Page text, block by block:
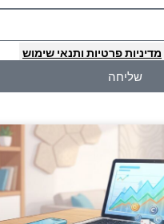
מדיניות פרטיות ותנאי שימוש
שליחה